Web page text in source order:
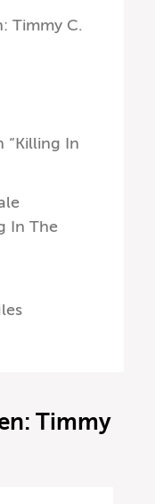
Timmy C.
“Killing In
In The
Timmy